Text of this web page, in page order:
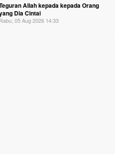
Allah kepada kepada Orang
Dia Cintai
Rabu, 05 Aug 2026 14:33